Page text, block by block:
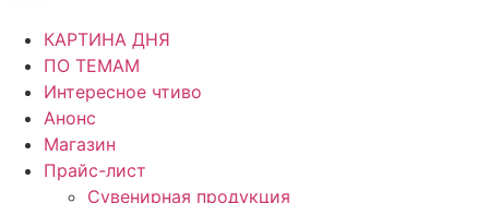
КАРТИНА ДНЯ
ПО ТЕМАМ
Интересное чтиво
Анонс
Магазин
Прайс-лист
Сувенирная продукция